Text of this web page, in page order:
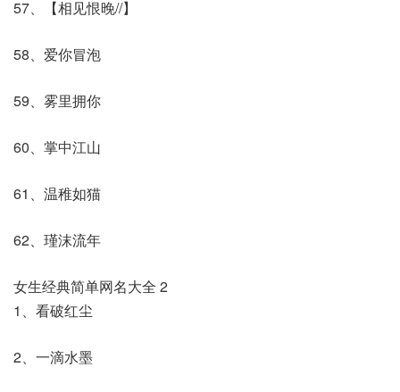
57、【相见恨晚//】
58、爱你冒泡
59、雾里拥你
60、掌中江山
61、温稚如猫
62、瑾沫流年
女生经典简单网名大全 2
1、看破红尘
2、一滴水墨